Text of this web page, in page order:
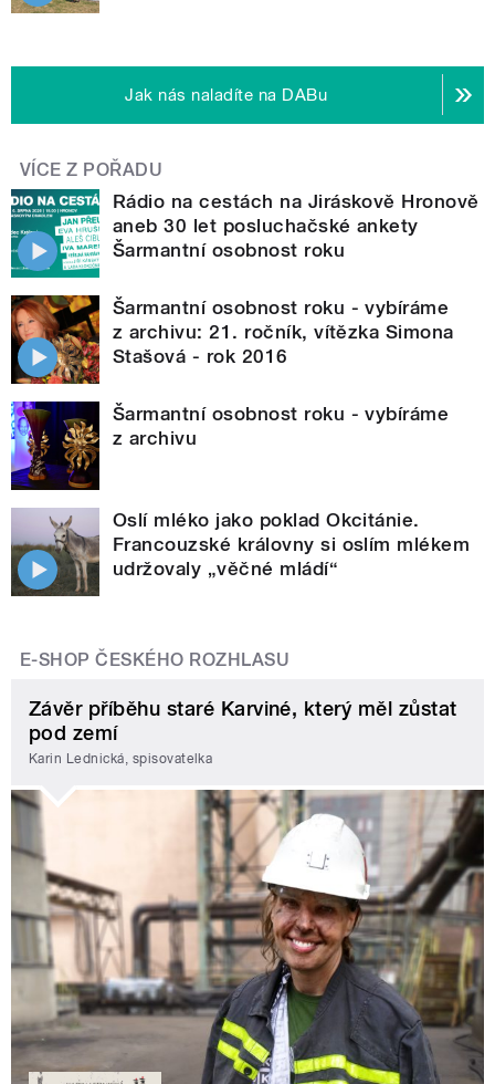
Jak nás naladíte na DABu
VÍCE Z POŘADU
Rádio na cestách na Jiráskově Hronově
aneb 30 let posluchačské ankety
Šarmantní osobnost roku
Šarmantní osobnost roku - vybíráme
z archivu: 21. ročník, vítězka Simona
Stašová - rok 2016
Šarmantní osobnost roku - vybíráme
z archivu
Oslí mléko jako poklad Okcitánie.
Francouzské královny si oslím mlékem
udržovaly „věčné mládí“
E-SHOP ČESKÉHO ROZHLASU
Závěr příběhu staré Karviné, který měl zůstat
pod zemí
Karin Lednická, spisovatelka